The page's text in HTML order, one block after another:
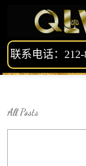
联系电话：212-
All Posts